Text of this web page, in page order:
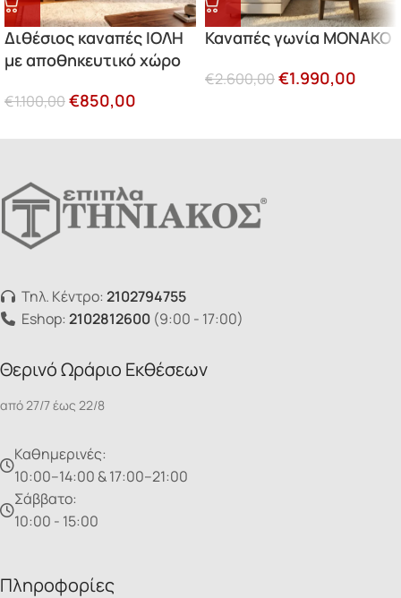
Διθέσιος καναπές ΙΟΛΗ
με αποθηκευτικό χώρο
€1.100,00€850,00
Καναπές γωνία MONAKO
€2.600,00€1.990,00
Τηλ. Κέντρο: 2102794755
Eshop: 2102812600 (9:00 - 17:00)
Θερινό Ωράριο Εκθέσεων
από 27/7 έως 22/8
Καθημερινές:
10:00–14:00 & 17:00–21:00
Σάββατο:
10:00 - 15:00
Πληροφορίες